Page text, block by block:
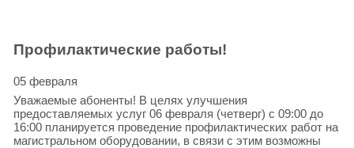
Профилактические работы!
05 февраля
Уважаемые абоненты! В целях улучшения
предоставляемых услуг 06 февраля (четверг) с 09:00 до
16:00 планируется проведение профилактических работ на
магистральном оборудовании, в связи с этим возможны